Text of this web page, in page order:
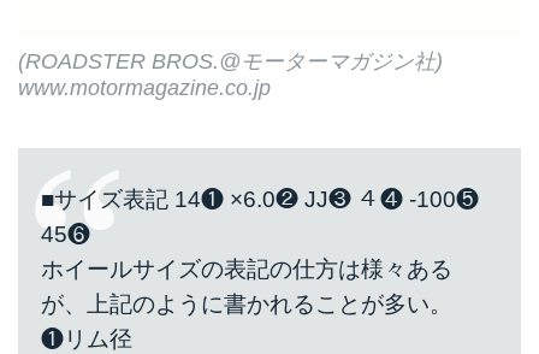
(ROADSTER BROS.@モーターマガジン社)
www.motormagazine.co.jp
■サイズ表記 14❶ ×6.0❷ JJ❸ ４❹ -100❺
45❻
ホイールサイズの表記の仕方は様々ある
が、上記のように書かれることが多い。
❶リム径